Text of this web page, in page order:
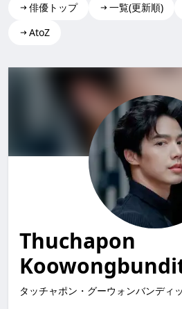
俳優トップ 一覧(更新順)
AtoZ
Thuchapon Koowongbundit(Job)
タッチャポン・グーウォンバンディ
Thuchapon
タッチャポン・グーウォンバンディ